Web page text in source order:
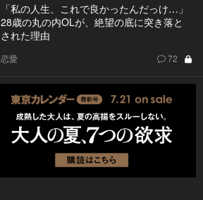
「私の人生、これで良かったんだっけ…」
28歳の丸の内OLが、絶望の底に突き落と
された理由
恋愛 72